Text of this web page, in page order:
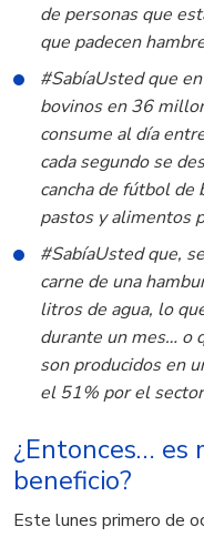
de personas que
que padecen
#SabíaUsted que
bovinos en 36
consume al día
cada segundo se
cancha de fútbol de
pastos y alimentos
#SabíaUsted que,
carne de una
litros de agua, lo
durante un mes… o
son producidos en
el 51% por el
¿Entonces… es
beneficio?
Este lunes primero de